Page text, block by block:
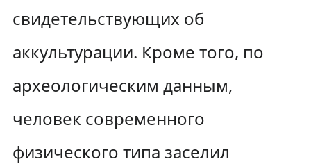
свидетельствующих об
аккультурации. Кроме того, по
археологическим данным,
человек современного
физического типа заселил